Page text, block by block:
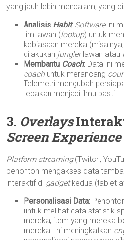
yang jauh lebih mendalam, yang
Analisis Habit: Softwareini
tim lawan (lookup) untuk
kebiasaan mereka
dilakukan junglerlawan atau
Membantu Coach: Data ini
coach untuk merancang
Telemetri mengubah
tebakan menjadi ilmu pasti.
3. Overlays
Screen Experience
Platform streaming(Twitch,
penonton mengakses data
interaktif di gadgetkedua (tablet
Personalisasi Data:
untuk melihat data statistik
mereka, item yang mereka
mereka. Ini meningkatkan